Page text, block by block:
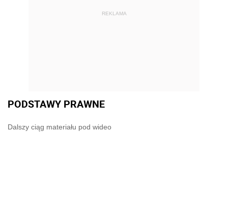
REKLAMA
PODSTAWY PRAWNE
Dalszy ciąg materiału pod wideo